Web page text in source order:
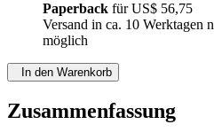
Paperback fürUS$ 56,75
Versand in ca. 10 Werktagen
möglich
In den Warenkorb
Zusammenfassung